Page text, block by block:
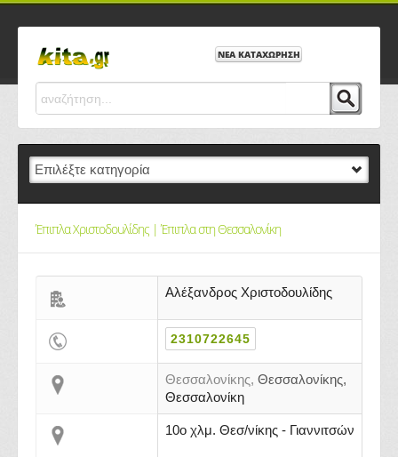
ΝΕΑ ΚΑΤΑΧΩΡΗΣΗ
Έπιπλα Χριστοδουλίδης | Έπιπλα στη Θεσσαλονίκη
Αλέξανδρος Χριστοδουλίδης
2310722645
Θεσσαλονίκης, Θεσσαλονίκης,
Θεσσαλονίκη
10ο χλμ. Θεσ/νίκης - Γιαννιτσών